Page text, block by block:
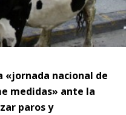
«jornada nacional de
medidas» ante la
paros y